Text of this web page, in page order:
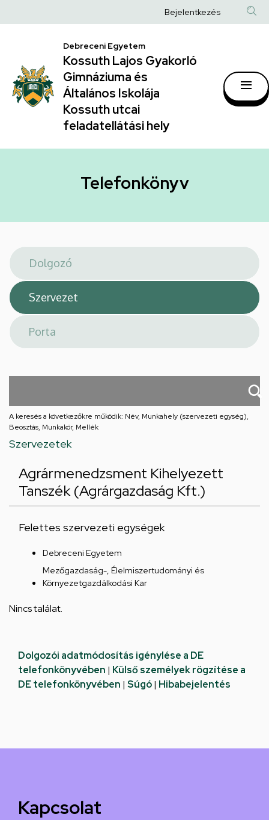
|
Kossuth
Lajos
Gyakorló
Gimnáziuma
Általános
hely
a
Anonim
fiók
Bejelentkezés
Debreceni Egyetem
Kossuth Lajos Gyakorló
Gimnáziuma és
Általános Iskolája
Kossuth utcai
feladatellátási hely
Telefonkönyv
A keresés a következőkre működik: Név, Munkahely (szervezeti egység),
Beosztás, Munkakör, Mellék
Szervezetek
Agrármenedzsment Kihelyezett
Tanszék (Agrárgazdaság Kft.)
Felettes szervezeti egységek
Debreceni Egyetem
Mezőgazdaság-, Élelmiszertudományi és
Környezetgazdálkodási Kar
Nincs találat.
Dolgozói adatmódosítás igénylése a DE
telefonkönyvében | Külső személyek rögzítése a
DE telefonkönyvében | Súgó| Hibabejelentés
Kapcsolat